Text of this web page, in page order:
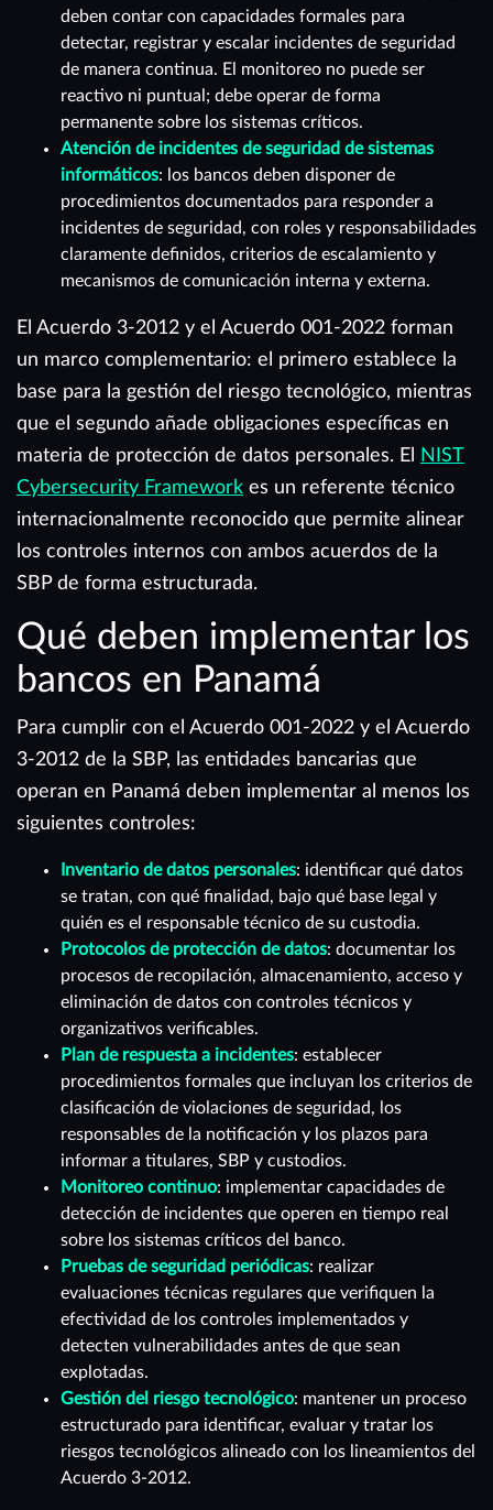
deben contar con capacidades formales para
detectar, registrar y escalar incidentes de seguridad
de manera continua. El monitoreo no puede ser
reactivo ni puntual; debe operar de forma
permanente sobre los sistemas críticos.
Atención de incidentes de seguridad de sistemas
informáticos: los bancos deben disponer de
procedimientos documentados para responder a
incidentes de seguridad, con roles y responsabilidades
claramente definidos, criterios de escalamiento y
mecanismos de comunicación interna y externa.
El Acuerdo 3-2012 y el Acuerdo 001-2022 forman
un marco complementario: el primero establece la
base para la gestión del riesgo tecnológico, mientras
que el segundo añade obligaciones específicas en
materia de protección de datos personales. El NIST
Cybersecurity Framework es un referente técnico
internacionalmente reconocido que permite alinear
los controles internos con ambos acuerdos de la
SBP de forma estructurada.
Qué deben implementar los
bancos en Panamá
Para cumplir con el Acuerdo 001-2022 y el Acuerdo
3-2012 de la SBP, las entidades bancarias que
operan en Panamá deben implementar al menos los
siguientes controles:
Inventario de datos personales: identificar qué datos
se tratan, con qué finalidad, bajo qué base legal y
quién es el responsable técnico de su custodia.
Protocolos de protección de datos: documentar los
procesos de recopilación, almacenamiento, acceso y
eliminación de datos con controles técnicos y
organizativos verificables.
Plan de respuesta a incidentes: establecer
procedimientos formales que incluyan los criterios de
clasificación de violaciones de seguridad, los
responsables de la notificación y los plazos para
informar a titulares, SBP y custodios.
Monitoreo continuo: implementar capacidades de
detección de incidentes que operen en tiempo real
sobre los sistemas críticos del banco.
Pruebas de seguridad periódicas: realizar
evaluaciones técnicas regulares que verifiquen la
efectividad de los controles implementados y
detecten vulnerabilidades antes de que sean
explotadas.
Gestión del riesgo tecnológico: mantener un proceso
estructurado para identificar, evaluar y tratar los
riesgos tecnológicos alineado con los lineamientos del
Acuerdo 3-2012.